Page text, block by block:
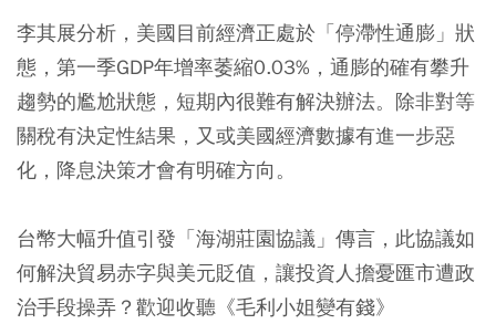
李其展分析，美國目前經濟正處於「停滯性通膨」狀
態，第一季GDP年增率萎縮0.03%，通膨的確有攀升
趨勢的尷尬狀態，短期內很難有解決辦法。除非對等
關稅有決定性結果，又或美國經濟數據有進一步惡
化，降息決策才會有明確方向。
台幣大幅升值引發「海湖莊園協議」傳言，此協議如
何解決貿易赤字與美元貶值，讓投資人擔憂匯市遭政
治手段操弄？歡迎收聽《毛利小姐變有錢》